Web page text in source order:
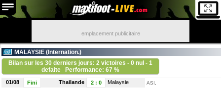
emplacement publicitaire
MALAYSIE ( Internation.)
Bilan sur les 30 derniers jours: 2 victoires - 0 nul - 1
defaite
Performance: 67 %
01/08 Fini Thailande 2: 0 Malaysie ASI,